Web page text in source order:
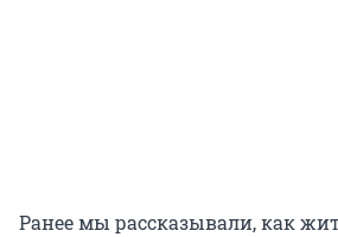
Ранее мы рассказывали, как